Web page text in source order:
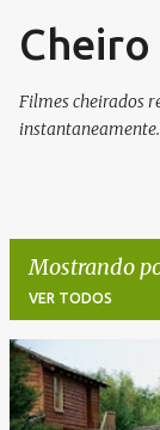
Cheiro
Filmes cheirados
Mostrando
VER TODOS
P
o